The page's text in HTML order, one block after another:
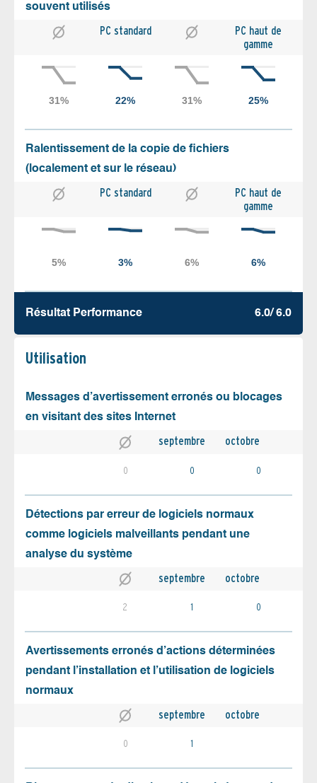
souvent utilisés
PC standard
PC haut de
gamme
Ralentissement de la copie de fichiers
(localement et sur le réseau)
PC standard
PC haut de
gamme
Résultat Performance 6.0/ 6.0
Utilisation
Messages d’avertissement erronés ou blocages
en visitant des sites Internet
septembre octobre
0 0 0
Détections par erreur de logiciels normaux
comme logiciels malveillants pendant une
analyse du système
septembre octobre
2 1 0
Avertissements erronés d’actions déterminées
pendant l’installation et l’utilisation de logiciels
normaux
septembre octobre
0 1